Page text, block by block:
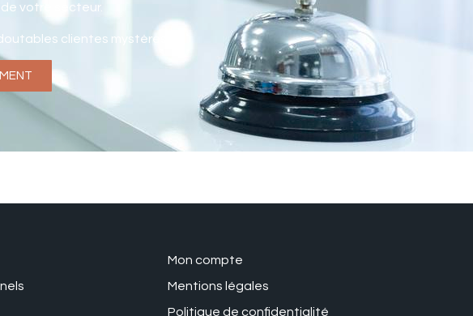
votre secteur.
clientes mystères.
Mon compte
Mentions légales
Politique de confidentialité